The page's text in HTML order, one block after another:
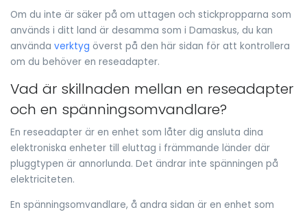
Om du inte är säker på om uttagen och stickpropparna som
används i ditt land är desamma som i Damaskus, du kan
använda verktyg överst på den här sidan för att kontrollera
om du behöver en reseadapter.
Vad är skillnaden mellan en reseadapter
och en spänningsomvandlare?
En reseadapter är en enhet som låter dig ansluta dina
elektroniska enheter till eluttag i främmande länder där
pluggtypen är annorlunda. Det ändrar inte spänningen på
elektriciteten.
En spänningsomvandlare, å andra sidan är en enhet som